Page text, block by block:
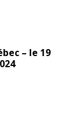
– le 19